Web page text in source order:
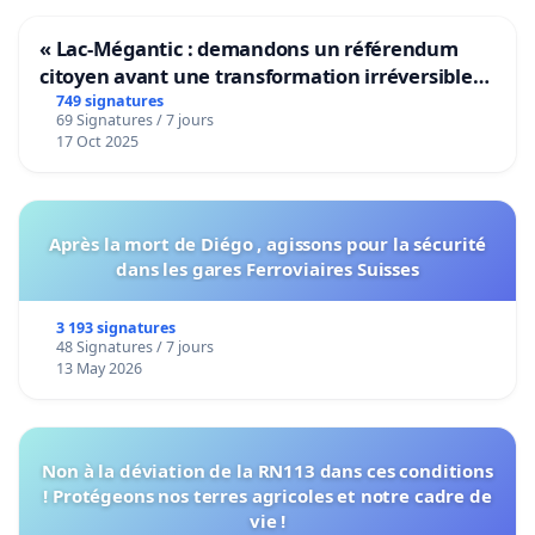
« Lac-Mégantic : demandons un référendum
citoyen avant une transformation irréversible
de notre territoire »
749 signatures
69 Signatures / 7 jours
17 Oct 2025
Après la mort de Diégo , agissons pour la sécurité
dans les gares Ferroviaires Suisses
3 193 signatures
48 Signatures / 7 jours
13 May 2026
Non à la déviation de la RN113 dans ces conditions
! Protégeons nos terres agricoles et notre cadre de
vie !